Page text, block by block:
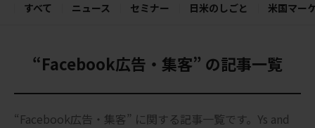
すべて ニュース セミナー 日米のしごと 米国マー
“Facebook広告・集客” の記事一覧
“Facebook広告・集客” に関する記事一覧です。Ys and